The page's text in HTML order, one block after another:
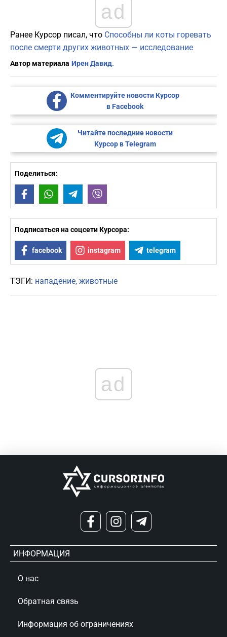
ad
Ранее Курсор писал, что Способны ли коты горевать
после смерти других животных — исследование
Автор материала Ирен Давид.
Комментируйте новости Курсор
в Facebook
Читайте последние новости
Курсор в Telegram
Поделиться:
FacebookWhatsAppTelegram
Подписаться на соцсети Курсора:
facebook instagram telegram
ТЭГИ: нападение животные
ad
ИНФОРМАЦИЯ
О нас
Обратная связь
Информация об ограничениях